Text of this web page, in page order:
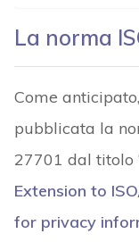
La norma
Come
pubblicata la
27701 dal titolo
Extension to
for privacy